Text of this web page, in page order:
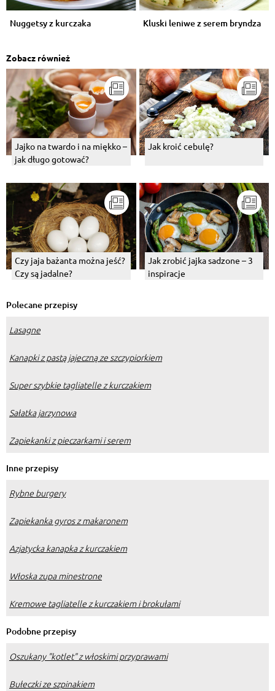
Nuggetsy z kurczaka Kluski leniwe z serem bryndza
Zobacz również
Jajko na twardo i na miękko –
jak długo gotować?
Jak kroić cebulę?
Czy jaja bażanta można jeść?
Czy są jadalne?
Jak zrobić jajka sadzone – 3
inspiracje
Polecane przepisy
Lasagne
Kanapki z pastą jajeczną ze szczypiorkiem
Super szybkie tagliatelle z kurczakiem
Sałatka jarzynowa
Zapiekanki z pieczarkami i serem
Inne przepisy
Rybne burgery
Zapiekanka gyros z makaronem
Azjatycka kanapka z kurczakiem
Włoska zupa minestrone
Kremowe tagliatelle z kurczakiem i brokułami
Podobne przepisy
Oszukany "kotlet" z włoskimi przyprawami
Bułeczki ze szpinakiem